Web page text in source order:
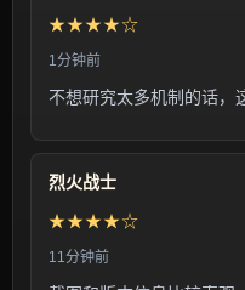
★★★★☆
1分钟前
不想研究太多机制的话，
烈火战士
★★★★☆
11分钟前